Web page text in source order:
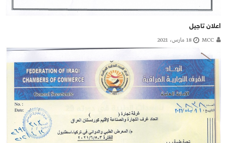
اعلان تاجيل
MCC 18 مارس، 2021